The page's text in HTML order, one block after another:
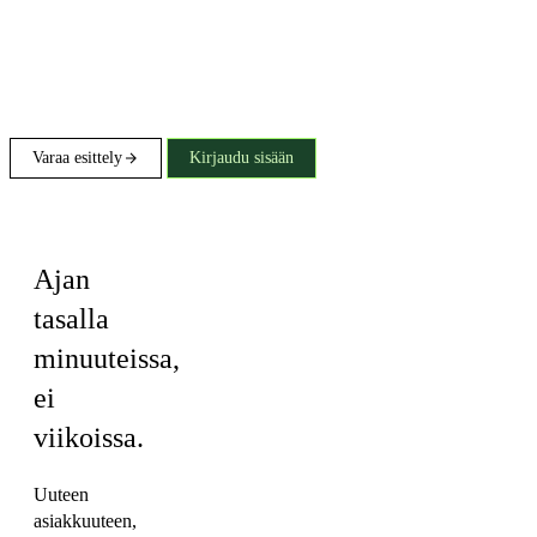
Varaa esittely Kirjaudu sisään
Ajan
tasalla
minuuteissa,
ei
viikoissa.
Uuteen
asiakkuuteen,